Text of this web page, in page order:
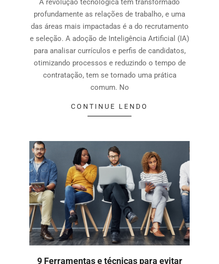
A revolução tecnológica tem transformado
profundamente as relações de trabalho, e uma
das áreas mais impactadas é a do recrutamento
e seleção. A adoção de Inteligência Artificial (IA)
para analisar currículos e perfis de candidatos,
otimizando processos e reduzindo o tempo de
contratação, tem se tornado uma prática
comum. No
CONTINUE LENDO
9 Ferramentas e técnicas para evitar